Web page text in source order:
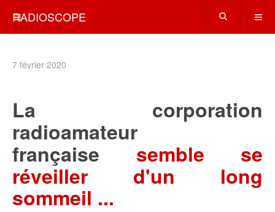
RADIOSCOPE
7 février 2020
La corporation
radioamateur
française semble se
réveiller d'un long
sommeil ...